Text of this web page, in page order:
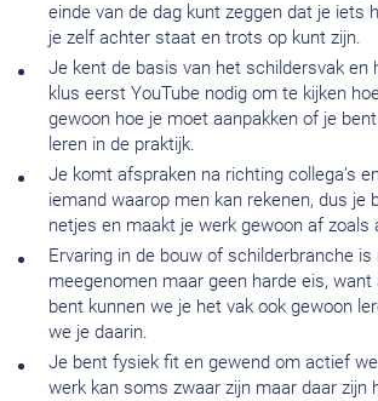
einde van de dag kunt zeggen dat je iets
je zelf achter staat en trots op kunt zijn.
Je kent de basis van het schildersvak en
klus eerst YouTube nodig om te kijken
gewoon hoe je moet aanpakken of je
leren in de praktijk.
Je komt afspraken na richting collega’s
iemand waarop men kan rekenen, dus je
netjes en maakt je werk gewoon af zoals
Ervaring in de bouw of schilderbranche is
meegenomen maar geen harde eis,
bent kunnen we je het vak ook gewoon
we je daarin.
Je bent fysiek fit en gewend om actief
werk kan soms zwaar zijn maar daar zijn